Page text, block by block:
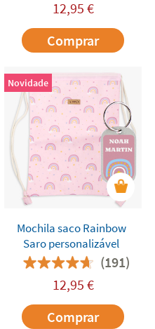
12,95 €
Comprar
Novidade
Mochila saco Rainbow
Saro personalizável
(191)
12,95 €
Comprar